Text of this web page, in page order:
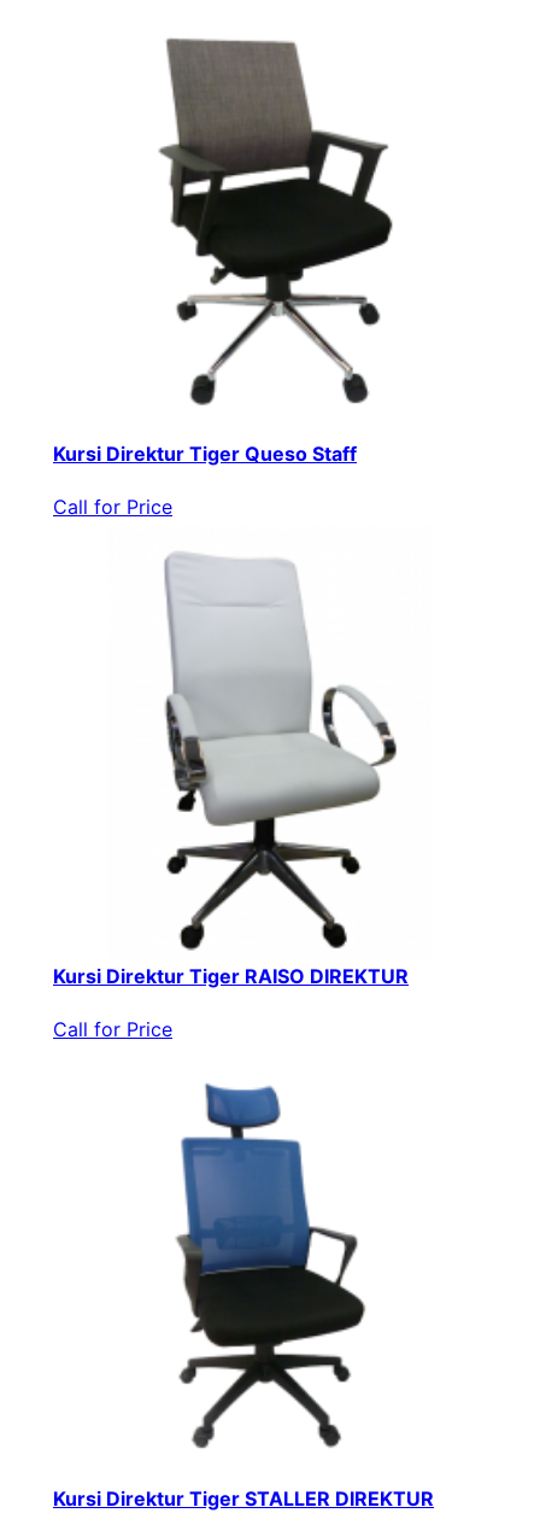
Kursi Direktur Tiger Queso Staff
Call for Price
Kursi Direktur Tiger RAISO DIREKTUR
Call for Price
Kursi Direktur Tiger STALLER DIREKTUR